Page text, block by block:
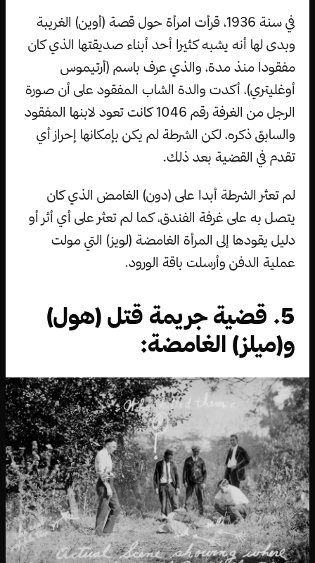
في سنة 1936، قرأت امرأة حول قصة (أوين) الغريبة
وبدى لها أنه يشبه كثيرا أحد أبناء صديقتها الذي كان
مفقودا منذ مدة، والذي عرف باسم (أرتيموس
أوغليتري)، أكدت والدة الشاب المفقود على أن صورة
الرجل من الغرفة رقم 1046 كانت تعود لابنها المفقود
والسابق ذكره، لكن الشرطة لم يكن بإمكانها إحراز أي
تقدم في القضية بعد ذلك.
لم تعثر الشرطة أبدا على (دون) الغامض الذي كان
يتصل به على غرفة الفندق، كما لم تعثر على أي أثر أو
دليل يقودها إلى المرأة الغامضة (لويز) التي مولت
عملية الدفن وأرسلت باقة الورود.
5. قضية جريمة قتل (هول)
و(ميلز) الغامضة: